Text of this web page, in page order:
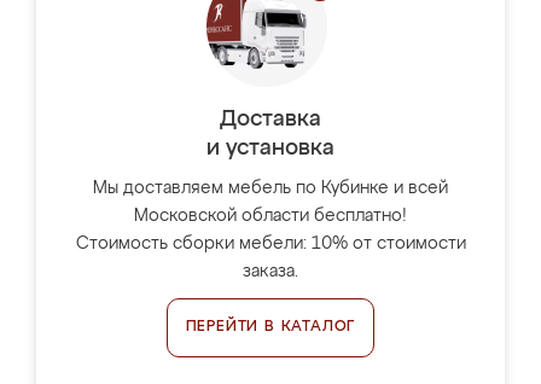
Доставка
и установка
Мы доставляем мебель по Кубинке и всей
Московской области бесплатно!
Стоимость сборки мебели: 10% от стоимости
заказа.
ПЕРЕЙТИ В КАТАЛОГ